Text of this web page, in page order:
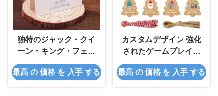
独特のジャック・クイ
ーン・キング・フェイ
ス・デザインを持つ耐
久性のある紙カード
最高 の 価格 を 入手 する
カスタムデザイン 強化
されたゲームプレイの
ための防水カード
最高 の 価格 を 入手 する